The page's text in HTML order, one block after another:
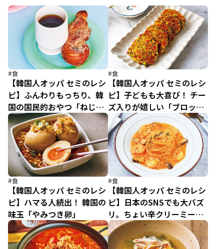
#食
【韓国人オッパ セミのレシ
ピ】ふんわりもっちり、韓
国の国民的おやつ「ねじり
ドーナッツ」
#食
【韓国人オッパ セミのレシ
ピ】子どもも大喜び！ チー
ズ入りが嬉しい「ブロッコ
リーのチヂミ」
#食
【韓国人オッパ セミのレシ
ピ】ハマる人続出！ 韓国の
味玉「やみつき卵」
#食
【韓国人オッパ セミのレシ
ピ】日本のSNSでも大バズ
リ。ちょい辛クリーミーな
「ロゼパスタ」